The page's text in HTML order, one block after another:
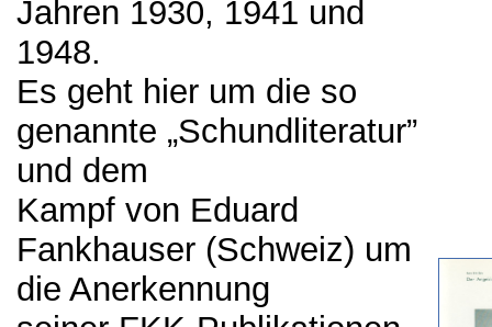
Jahren 1930, 1941 und
1948.
Es geht hier um die so
genannte „Schundliteratur”
und dem
Kampf von Eduard
Fankhauser (Schweiz) um
die Anerkennung